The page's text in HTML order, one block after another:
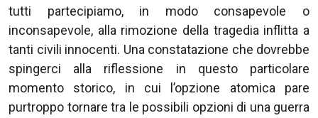
tutti partecipiamo, in modo consapevole o
inconsapevole, alla rimozione della tragedia inflitta a
tanti civili innocenti. Una constatazione che dovrebbe
spingerci alla riflessione in questo particolare
momento storico, in cui l’opzione atomica pare
purtroppo tornare tra le possibili opzioni di una guerra